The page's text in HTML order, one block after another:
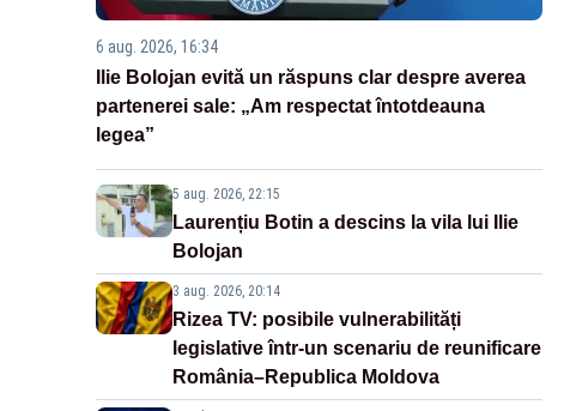
6 aug. 2026, 16:34
Ilie Bolojan evită un răspuns clar despre averea
partenerei sale: „Am respectat întotdeauna
legea”
5 aug. 2026, 22:15
Laurențiu Botin a descins la vila lui Ilie
Bolojan
3 aug. 2026, 20:14
Rizea TV: posibile vulnerabilități
legislative într-un scenariu de reunificare
România–Republica Moldova